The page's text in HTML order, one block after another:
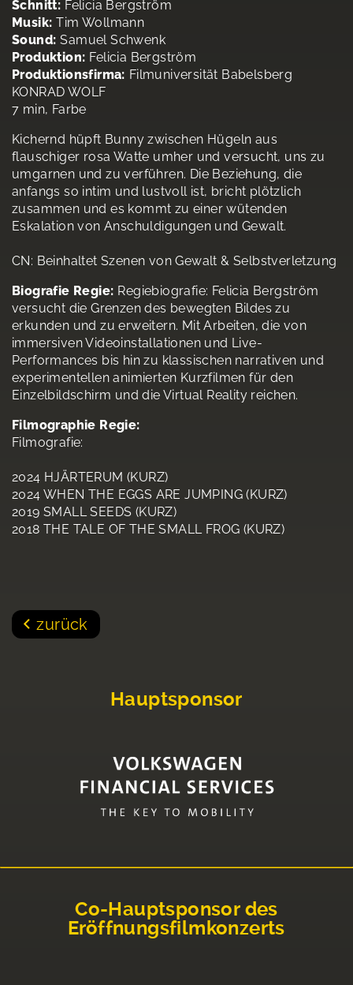
Schnitt: Felicia Bergström
Musik: Tim Wollmann
Sound: Samuel Schwenk
Produktion: Felicia Bergström
Produktionsfirma: Filmuniversität Babelsberg
KONRAD WOLF
7 min, Farbe
Kichernd hüpft Bunny zwischen Hügeln aus
flauschiger rosa Watte umher und versucht, uns zu
umgarnen und zu verführen. Die Beziehung, die
anfangs so intim und lustvoll ist, bricht plötzlich
zusammen und es kommt zu einer wütenden
Eskalation von Anschuldigungen und Gewalt.
CN: Beinhaltet Szenen von Gewalt & Selbstverletzung
Biografie Regie: Regiebiografie: Felicia Bergström
versucht die Grenzen des bewegten Bildes zu
erkunden und zu erweitern. Mit Arbeiten, die von
immersiven Videoinstallationen und Live-
Performances bis hin zu klassischen narrativen und
experimentellen animierten Kurzfilmen für den
Einzelbildschirm und die Virtual Reality reichen.
Filmographie Regie:
Filmografie:
2024 HJÄRTERUM (KURZ)
2024 WHEN THE EGGS ARE JUMPING (KURZ)
2019 SMALL SEEDS (KURZ)
2018 THE TALE OF THE SMALL FROG (KURZ)
zurück
Hauptsponsor
Co-Hauptsponsor des
Eröffnungsfilmkonzerts